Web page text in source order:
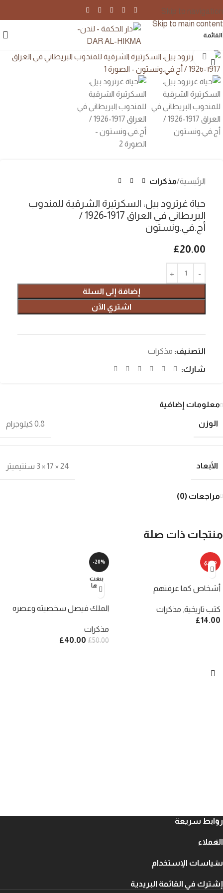
Skip to navigation
Skip to main content
القائمة
اضغط للتكبير
الرئيسية مذكرات
حياة غرترود بيل، السكرتيرة الشرقية للمندوب
البريطاني في العراق 1917-1926 /
أج.في.ونستون
£20.00
إضافة إلى السلة
اشتري الآن
التصنيف: مذكرات
شارك:
معلومات إضافية
الوزن 0.8 كيلوجرام
الأبعاد 24 × 17 × 3 سنتيميتر
مراجعات (0)
منتجات ذات صلة
حصري
أشخاص كما عرفتهم
كتب تاريخية مذكرات
£14.00
-20%
بيعت
كلها
الملك فيصل سخصيته وعصره
مذكرات
£50.00
£40.00
روابط سريعة
العملاء
سياسات الإستخدام
إشترك في القائمة البريدية